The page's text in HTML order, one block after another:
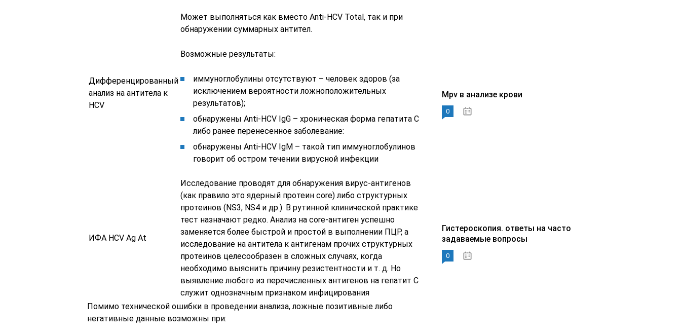
Дифференцированный
анализ на антитела к
HCV
Может выполняться как вместо Anti-HCV Total, так и при
обнаружении суммарных антител.
Возможные результаты:
иммуноглобулины отсутствуют – человек здоров (за
исключением вероятности ложноположительных
результатов);
обнаружены Anti-HCV IgG – хроническая форма гепатита С
либо ранее перенесенное заболевание:
обнаружены Anti-HCV IgМ – такой тип иммуноглобулинов
говорит об остром течении вирусной инфекции
ИФА HCV Ag At
Исследование проводят для обнаружения вирус-антигенов
(как правило это ядерный протеин core) либо структурных
протеинов (NS3, NS4 и др.). В рутинной клинической практике
тест назначают редко. Анализ на core-антиген успешно
заменяется более быстрой и простой в выполнении ПЦР, а
исследование на антитела к антигенам прочих структурных
протеинов целесообразен в сложных случаях, когда
необходимо выяснить причину резистентности и т. д. Но
выявление любого из перечисленных антигенов на гепатит С
служит однозначным признаком инфицирования
Помимо технической ошибки в проведении анализа, ложные позитивные либо
негативные данные возможны при:
Mpv в анализе крови
0
Гистероскопия. ответы на часто
задаваемые вопросы
0